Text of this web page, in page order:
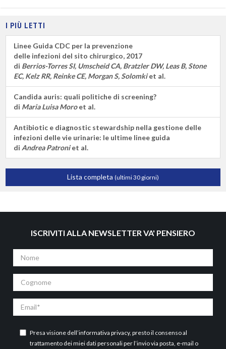
I PIÙ LETTI
Linee Guida CDC per la prevenzione
delle infezioni del sito chirurgico, 2017
di Berrios-Torres SI, Umscheid CA, Bratzler DW, Leas B, Stone
EC, Kelz RR, Reinke CE, Morgan S, Solomkiet al.
Candida auris: quali politiche di screening?
di Maria Luisa Moroet al.
Antibiotic e diagnostic stewardship nella gestione delle
infezioni delle vie urinarie: le ultime linee guida
di Andrea Patroniet al.
Lista completa (ultimi 30 giorni)
ISCRIVITI ALLA NEWSLETTER VA' PENSIERO
Nome
Cognome
Email
Presa visione dell’informativa privacy, presto il consenso al
trattamento dei miei dati personali per l’invio via posta, e-mail o